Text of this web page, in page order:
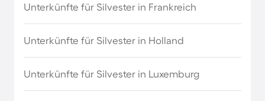
Unterkünfte für Silvester in Frankreich
Unterkünfte für Silvester in Holland
Unterkünfte für Silvester in Luxemburg